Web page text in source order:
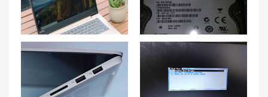
联想拯救者Y9000K笔记本摄像头问题解决方案大公开！ 联想笔记本电脑硬盘原因及解决方案